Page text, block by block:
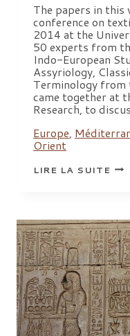
The papers in this
conference on
2014 at the
50 experts from
Indo-European
Assyriology,
Terminology
came together at
Research, to
Europe,
Orient
LIRE LA SUITE
BC
TO
AD